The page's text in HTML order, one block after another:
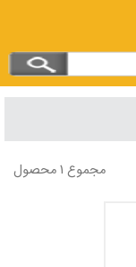
مجموع 1 محصول